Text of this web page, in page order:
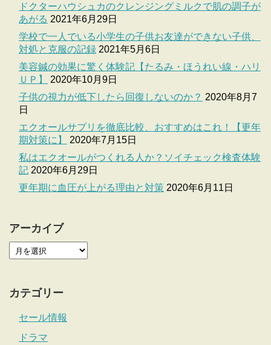
ドクターハウシュカのクレンジングミルクで肌の調子が
あがる 2021年6月29日
学校で一人でいる小学生の子供お友達ができない子供、
対処と克服の記録 2021年5月6日
美容鍼の効果に驚く体験記【たるみ・ほうれい線・ハリ
ＵＰ】
2020年10月9日
子供の視力が低下したら回復しないのか？ 2020年8月7
日
エクオールサプリを徹底比較、おすすめはこれ！【更年
期対策に】
2020年7月15日
私はエクオールがつくれる人か？ソイチェック検査体験
記 2020年6月29日
更年期に血圧が上がる理由と対策 2020年6月11日
アーカイブ
カテゴリー
セール情報
ドラマ